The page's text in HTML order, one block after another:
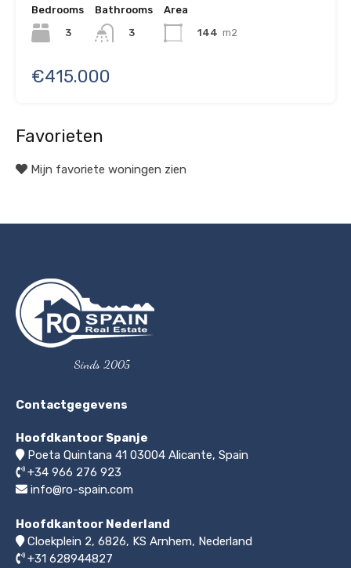
Bedrooms
3
Bathrooms
3
Area
144 m2
€415.000
Favorieten
Mijn favoriete woningen zien
Sinds 2005
Contactgegevens
Hoofdkantoor Spanje
Poeta Quintana 41 03004 Alicante, Spain
+34 966 276 923
info@ro-spain.com
Hoofdkantoor Nederland
Cloekplein 2, 6826, KS Arnhem, Nederland
+31 628944827